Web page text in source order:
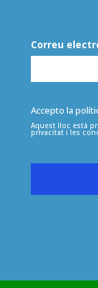
Correu
Accepto la
Aquest lloc està
privacitati les